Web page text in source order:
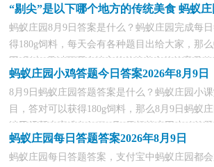
“剔尖”是以下哪个地方的传统美食 蚂蚁庄
蚂蚁庄园8月9日答案是什么？蚂蚁庄园完成每
得180g饲料，每天会有各种题目出给大家，那
园“剔尖”是以下哪个地方的传统美食的答案是
来了解一下吧。蚂蚁庄园8月9日答案大全一、8
1、健康辟谣:空气炸锅做的食物容易致癌正确答
确答案解...
蚂蚁庄园小鸡答题今日答案2026年8月9日
8月9日蚂蚁庄园答题答案是什么？蚂蚁庄园小
目，答对可以获得180g饲料，那么8月9日蚂蚁
编已经帮大家准备好了8月9日蚂蚁庄园小鸡答
看吧。蚂蚁庄园小鸡答题今日答案8月9日一、
空气炸锅做的食物容易致癌正确答案：并不准
蚂蚁庄园每日答题答案2026年8月9日
蚂蚁庄园每日答题答案，支付宝中蚂蚁庄园都